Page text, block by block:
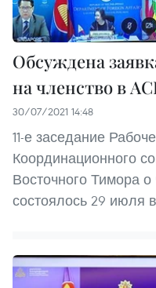
Обсуждена
на членство в
30/07/2021 14:48
11-е заседание
Координационного
Восточного Тимора
состоялось 29 июля